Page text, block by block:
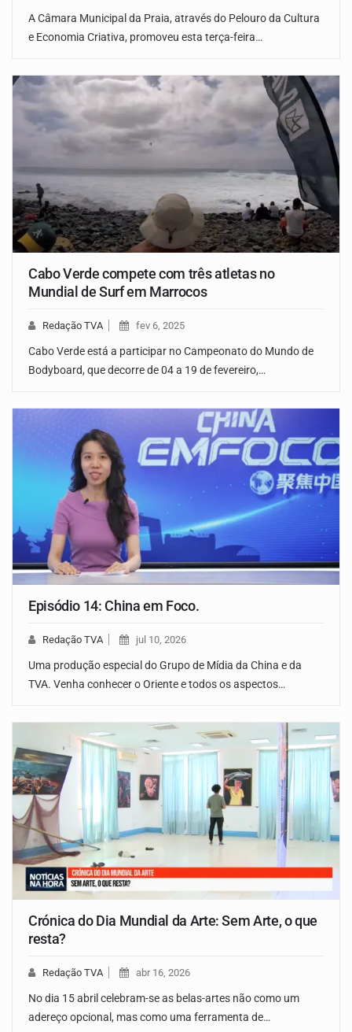
A Câmara Municipal da Praia, através do Pelouro da Cultura
e Economia Criativa, promoveu esta terça-feira…
Cabo Verde compete com três atletas no
Mundial de Surf em Marrocos
Redação TVA fev 6, 2025
Cabo Verde está a participar no Campeonato do Mundo de
Bodyboard, que decorre de 04 a 19 de fevereiro,…
Episódio 14: China em Foco.
Redação TVA jul 10, 2026
Uma produção especial do Grupo de Mídia da China e da
TVA. Venha conhecer o Oriente e todos os aspectos…
Crónica do Dia Mundial da Arte: Sem Arte, o que
resta?
Redação TVA abr 16, 2026
No dia 15 abril celebram-se as belas-artes não como um
adereço opcional, mas como uma ferramenta de…